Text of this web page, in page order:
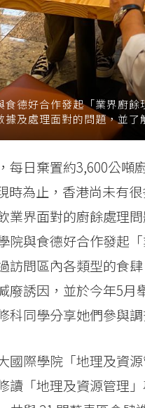
食德好合作發起「業界廚
據及處理面對的問題，並
每日棄置約3,600公噸
時為止，香港尚未有
業界面對的廚餘處理
院與食德好合作發起
訪問區內各類型的食
廢誘因，並於今年5
科同學分享她們參與調
國際學院「地理及資
讀「地理及資源管理